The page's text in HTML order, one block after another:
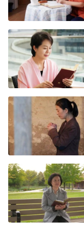
ลงโทษผู้คนตามอำ
เก็บงำอคติต่อผู้อื่น
วิเคราะห์ผู้อื่นภาย
จริง เจตนาและเป้
ย่อมผิด หากจุดปร
จริงแท้จริงแล้วคือ
ทำประโยชน์แก่ผู้อื่
เกี่ยวกับประสบกา
ตนเอง และทำประ
เจ้าเอง นี่ย่อมจะมี
พระเจ้าทรงเลือก
ประสงค์แห่งการเ
ตัวเจ้าเองให้สูงขึ้น
เห็นชอบ และพี่น้อง